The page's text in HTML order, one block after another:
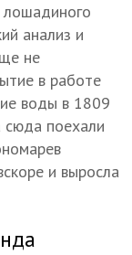
анализ и
не
в работе
воды в 1809
сюда поехали
и выросла